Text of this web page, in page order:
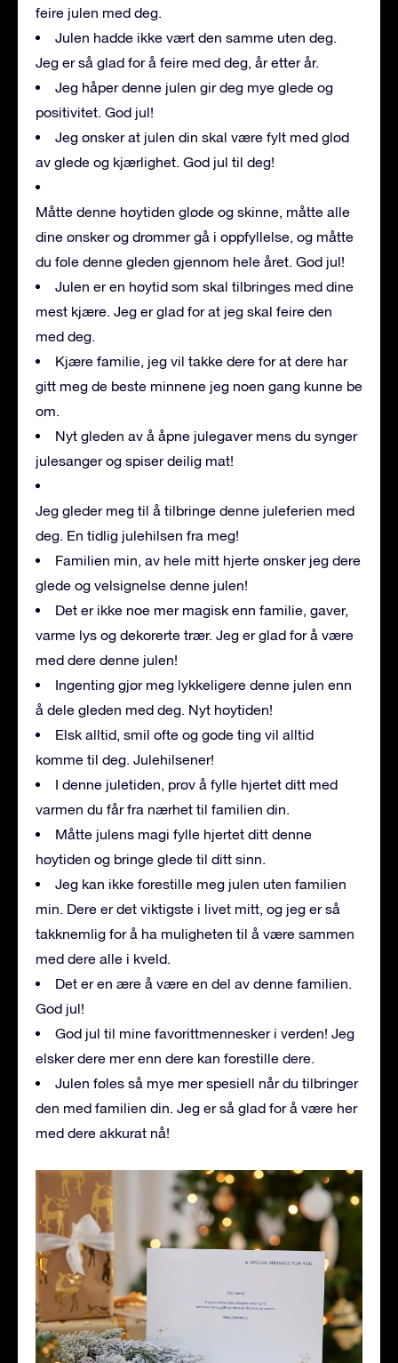
feire julen med deg.
Julen hadde ikke vært den samme uten deg.
Jeg er så glad for å feire med deg, år etter år.
Jeg håper denne julen gir deg mye glede og
positivitet. God jul!
Jeg ønsker at julen din skal være fylt med glød
av glede og kjærlighet. God jul til deg!
Måtte denne høytiden gløde og skinne, måtte alle
dine ønsker og drømmer gå i oppfyllelse, og måtte
du føle denne gleden gjennom hele året. God jul!
Julen er en høytid som skal tilbringes med dine
mest kjære. Jeg er glad for at jeg skal feire den
med deg.
Kjære familie, jeg vil takke dere for at dere har
gitt meg de beste minnene jeg noen gang kunne be
om.
Nyt gleden av å åpne julegaver mens du synger
julesanger og spiser deilig mat!
Jeg gleder meg til å tilbringe denne juleferien med
deg. En tidlig julehilsen fra meg!
Familien min, av hele mitt hjerte ønsker jeg dere
glede og velsignelse denne julen!
Det er ikke noe mer magisk enn familie, gaver,
varme lys og dekorerte trær. Jeg er glad for å være
med dere denne julen!
Ingenting gjør meg lykkeligere denne julen enn
å dele gleden med deg. Nyt høytiden!
Elsk alltid, smil ofte og gode ting vil alltid
komme til deg. Julehilsener!
I denne juletiden, prøv å fylle hjertet ditt med
varmen du får fra nærhet til familien din.
Måtte julens magi fylle hjertet ditt denne
høytiden og bringe glede til ditt sinn.
Jeg kan ikke forestille meg julen uten familien
min. Dere er det viktigste i livet mitt, og jeg er så
takknemlig for å ha muligheten til å være sammen
med dere alle i kveld.
Det er en ære å være en del av denne familien.
God jul!
God jul til mine favorittmennesker i verden! Jeg
elsker dere mer enn dere kan forestille dere.
Julen føles så mye mer spesiell når du tilbringer
den med familien din. Jeg er så glad for å være her
med dere akkurat nå!